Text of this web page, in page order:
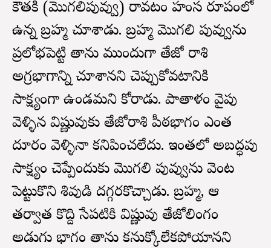
కౌతకి (మొగలిపువ్వు) రావటం హంస రూపంలో
ఉన్న బ్రహ్మ చూశాడు. బ్రహ్మ మొగలి పువ్వును
ప్రలోభపెట్టి తాను ముందుగా తేజో రాశి
అగ్రభాగాన్ని చూశానని చెప్పుకోవటానికి
సాక్ష్యంగా ఉండమని కోరాడు. పాతాళం వైపు
వెళ్ళిన విష్ణువుకు తేజోరాశి పీఠభాగం ఎంత
దూరం వెళ్ళినా కనిపించలేదు. ఇంతలో అబద్ధపు
సాక్ష్యం చెప్పేందుకు మొగలి పువ్వును వెంట
పెట్టుకొని శివుడి దగ్గరకొచ్చాడు. బ్రహ్మ, ఆ
తర్వాత కొద్ది సేపటికి విష్ణువు తేజోలింగం
అడుగు భాగం తాను కనుక్కోలేకపోయానని